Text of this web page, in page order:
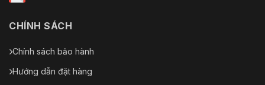
CHÍNH SÁCH
Chính sách bảo hành
Hướng dẫn đặt hàng